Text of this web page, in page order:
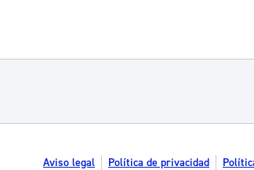
Aviso legal Política de privacidad